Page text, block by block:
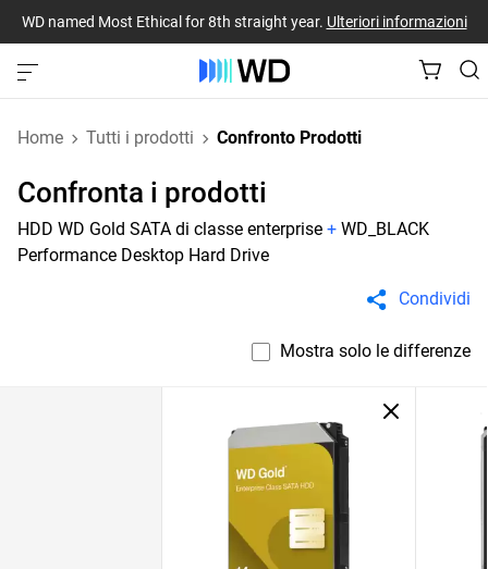
WD named Most Ethical for 8th straight year. Ulteriori informazioni
Home Tutti i prodotti Confronto Prodotti
Confronta i prodotti
HDD WD Gold SATA di classe enterprise + WD_BLACK
Performance Desktop Hard Drive
Condividi
Mostra solo le differenze